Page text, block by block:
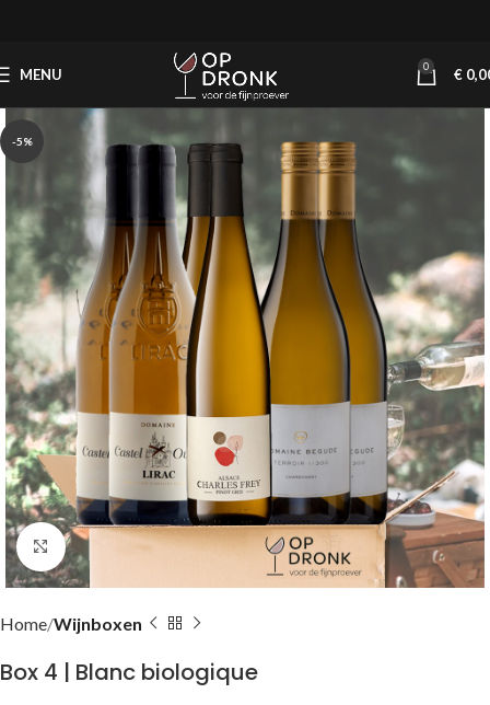
MENU 0 €
-5%
Click to enlarge
Home Wijnboxen
Box 4 | Blanc biologique